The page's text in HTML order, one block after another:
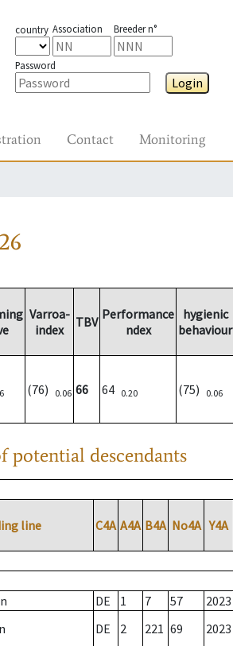
country Association Breeder n°
Password
Login
Contact Monitoring
Varroa-
index
TBV Performance
ndex
hygienic
behaviour
(76) 0.06 66 64 0.20 (75) 0.06
potential descendants
line C4A A4A B4A No4A Y4A
DE 1 7 57 2023
DE 2 221 69 2023